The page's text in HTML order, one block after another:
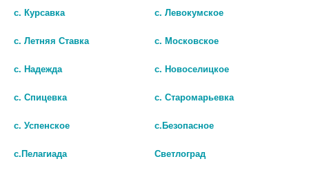
ЛЕВЕМИР ФЛЕКСПЕН 100ЕД/
МЛ. 3МЛ. №5 ШПРИЦ-РУЧКА
ЛЕВЕМИР ФЛЕКСПЕН 100ЕД/
МЛ. 3МЛ. №5 ШПРИЦ-РУЧКА
с. Курсавка с. Левокумское
с. Летняя Ставка с. Московское
с. Надежда с. Новоселицкое
с. Спицевка с. Старомарьевка
с. Успенское с.Безопасное
с.Пелагиада Светлоград